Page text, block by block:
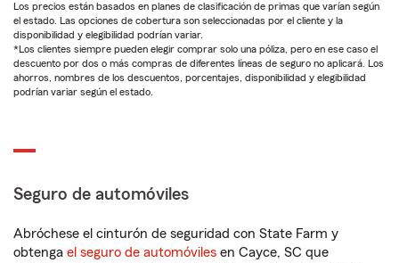
Los precios están basados en planes de clasificación de primas que varían según
el estado. Las opciones de cobertura son seleccionadas por el cliente y la
disponibilidad y elegibilidad podrían variar.
*Los clientes siempre pueden elegir comprar solo una póliza, pero en ese caso el
descuento por dos o más compras de diferentes líneas de seguro no aplicará. Los
ahorros, nombres de los descuentos, porcentajes, disponibilidad y elegibilidad
podrían variar según el estado.
Seguro de automóviles
Abróchese el cinturón de seguridad con State Farm y
obtenga el seguro de automóviles en Cayce, SC que